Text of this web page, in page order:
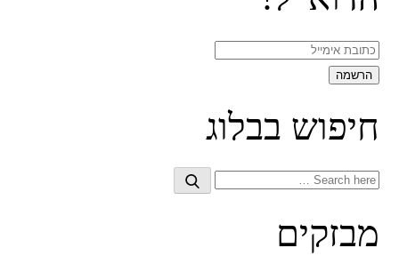
חיפוש בבלוג
Search
Search
מבזקים